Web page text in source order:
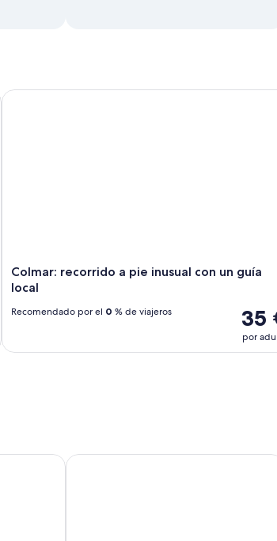
Colmar: recorrido a pie inusual con un guía
local
35
por
Recomendado por el 0 % de viajeros
Colmar: recorrido a pie inusual con un guía local
Grand Hotel Bristol By Stay